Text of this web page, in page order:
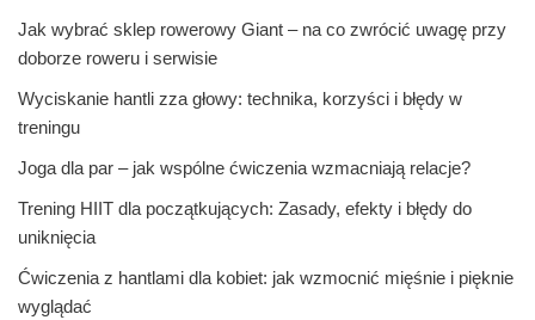
Jak wybrać sklep rowerowy Giant – na co zwrócić uwagę przy
doborze roweru i serwisie
Wyciskanie hantli zza głowy: technika, korzyści i błędy w
treningu
Joga dla par – jak wspólne ćwiczenia wzmacniają relacje?
Trening HIIT dla początkujących: Zasady, efekty i błędy do
uniknięcia
Ćwiczenia z hantlami dla kobiet: jak wzmocnić mięśnie i pięknie
wyglądać